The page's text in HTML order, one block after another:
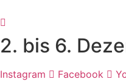
2. bis 6.
Instagram Facebook